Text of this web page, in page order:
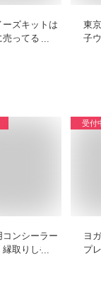
ーズキットは
ってる？手
東
子
コンシーラー
取りしやす
受付
ヨ
プ